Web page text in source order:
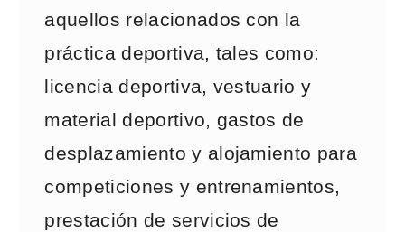
aquellos relacionados con la
práctica deportiva, tales como:
licencia deportiva, vestuario y
material deportivo, gastos de
desplazamiento y alojamiento para
competiciones y entrenamientos,
prestación de servicios de